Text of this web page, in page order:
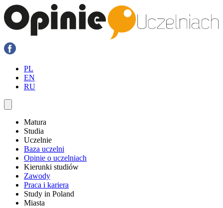
PL
EN
RU
Matura
Studia
Uczelnie
Baza uczelni
Opinie o uczelniach
Kierunki studiów
Zawody
Praca i kariera
Study in Poland
Miasta